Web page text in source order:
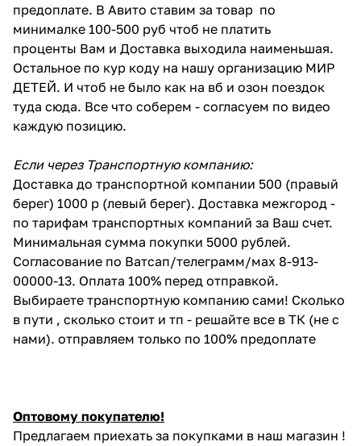
предоплате. В Авито ставим за товар по
минималке 100-500 руб чтоб не платить
проценты Вам и Доставка выходила наименьшая.
Остальное по кур коду на нашу организацию МИР
ДЕТЕЙ. И чтоб не было как на вб и озон поездок
туда сюда. Все что соберем - согласуем по видео
каждую позицию.
Если через Транспортную компанию:
Доставка до транспортной компании 500 (правый
берег) 1000 р (левый берег). Доставка межгород -
по тарифам транспортных компаний за Ваш счет.
Минимальная сумма покупки 5000 рублей.
Согласование по Ватсап/телеграмм/мах 8-913-
00000-13. Оплата 100% перед отправкой.
Выбираете транспортную компанию сами! Сколько
в пути , сколько стоит и тп - решайте все в ТК (не с
нами). отправляем только по 100% предоплате
Оптовому покупателю!
Предлагаем приехать за покупками в наш магазин !